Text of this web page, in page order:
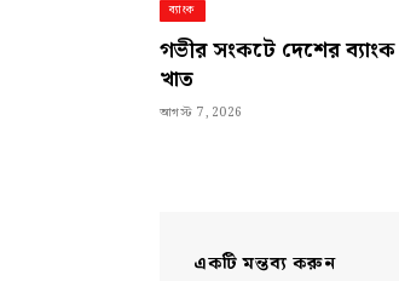
ব্যাংক
গভীর সংকটে দেশের ব্যাংক
খাত
আগস্ট 7, 2026
একটি মন্তব্য করুন